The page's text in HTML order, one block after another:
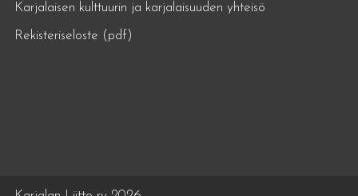
Karjalaisen kulttuurin ja karjalaisuuden yhteisö
Rekisteriseloste (pdf)